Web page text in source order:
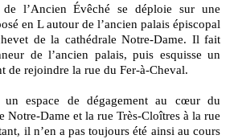
en L autour de l’ancien palais épiscopal
de la cathédrale Notre-Dame. Il fait
de l’ancien palais, puis esquisse un
de rejoindre la rue du Fer-à-Cheval.
espace de dégagement au cœur du
Notre-Dame et la rue Très-Cloîtres à la rue
il n’en a pas toujours été ainsi au cours